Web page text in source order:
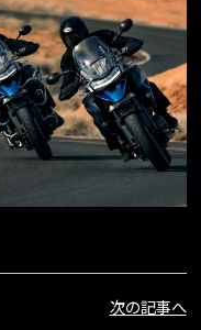
次の記事へ